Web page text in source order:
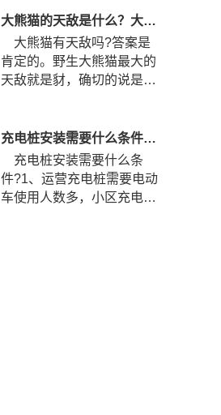
大熊猫的天敌是什么？大熊猫的战斗力到底有多强？
大熊猫有天敌吗?答案是
肯定的。野生大熊猫最大的
天敌就是豺，确切的说是四
充电桩安装需要什么条件？安装充电桩需要什么手续？
充电桩安装需要什么条
件?1、运营充电桩需要电动
车使用人数多，小区充电使